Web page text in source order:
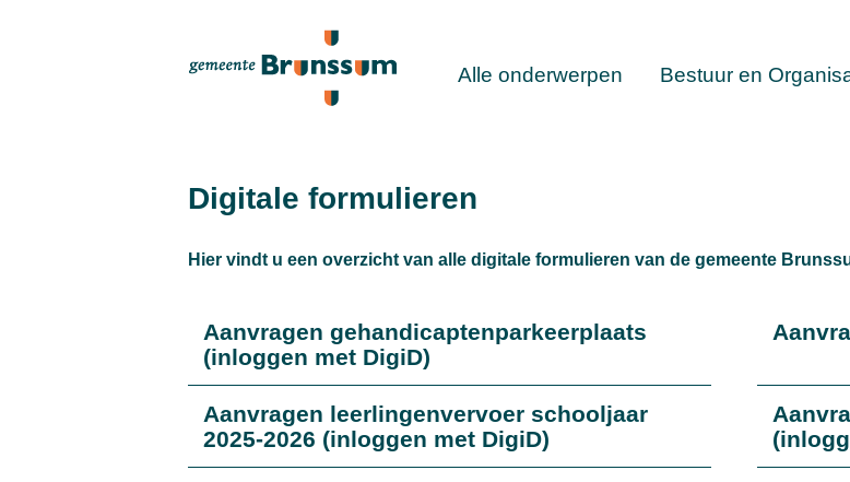
Alle onderwerpen Bestuur en
Digitale formulieren
Hier vindt u een overzicht van alle digitale formulieren van de gemeente
Aanvragen gehandicaptenparkeerplaats
(inloggen met DigiD)
Aanvragen leerlingenvervoer schooljaar
2025-2026 (inloggen met DigiD)